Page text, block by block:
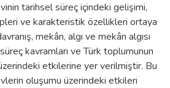
tarihsel süreç içindeki gelişimi,
ve karakteristik özellikleri ortaya
mekân, algı ve mekân algısı
kavramları ve Türk toplumunun
etkilerine yer verilmiştir. Bu
oluşumu üzerindeki etkileri